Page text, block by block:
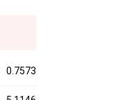
0.7573